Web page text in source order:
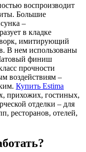
воспроизводит
Большие
–
в кладке
имитирующий
В нем использованы
финиш
прочности
воздействиям –
Купить Estima
прихожих, гостиных,
отделки – для
ресторанов, отелей,